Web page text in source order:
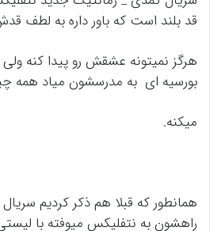
قد بلند است که باور داره به لطف
هرگز نمیتونه عشقش رو پیدا کنه
بورسیه ای به مدرسشون میاد همه
میکنه.
همانطور که قبلا هم ذکر کردیم
راهشون به نتفلیکس میوفته با